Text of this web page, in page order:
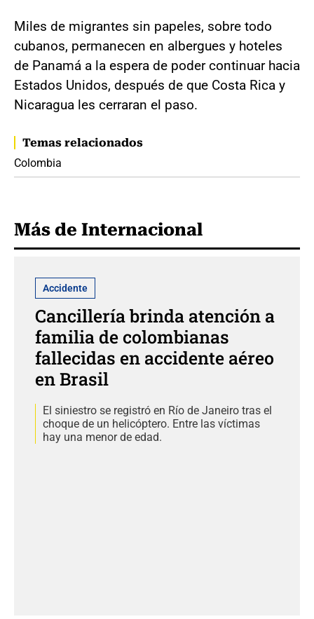
Miles de migrantes sin papeles, sobre todo
cubanos, permanecen en albergues y hoteles
de Panamá a la espera de poder continuar hacia
Estados Unidos, después de que Costa Rica y
Nicaragua les cerraran el paso.
Temas relacionados
Colombia
Más de Internacional
Accidente
Cancillería brinda atención a
familia de colombianas
fallecidas en accidente aéreo
en Brasil
El siniestro se registró en Río de Janeiro tras el
choque de un helicóptero. Entre las víctimas
hay una menor de edad.